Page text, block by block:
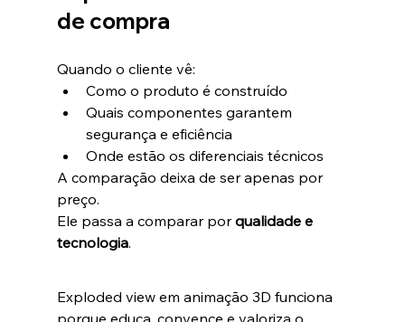
de compra
Quando o cliente vê:
Como o produto é construído
Quais componentes garantem
segurança e eficiência
Onde estão os diferenciais técnicos
A comparação deixa de ser apenas por
preço.
Ele passa a comparar por qualidade e
tecnologia.
Exploded view em animação 3D funciona